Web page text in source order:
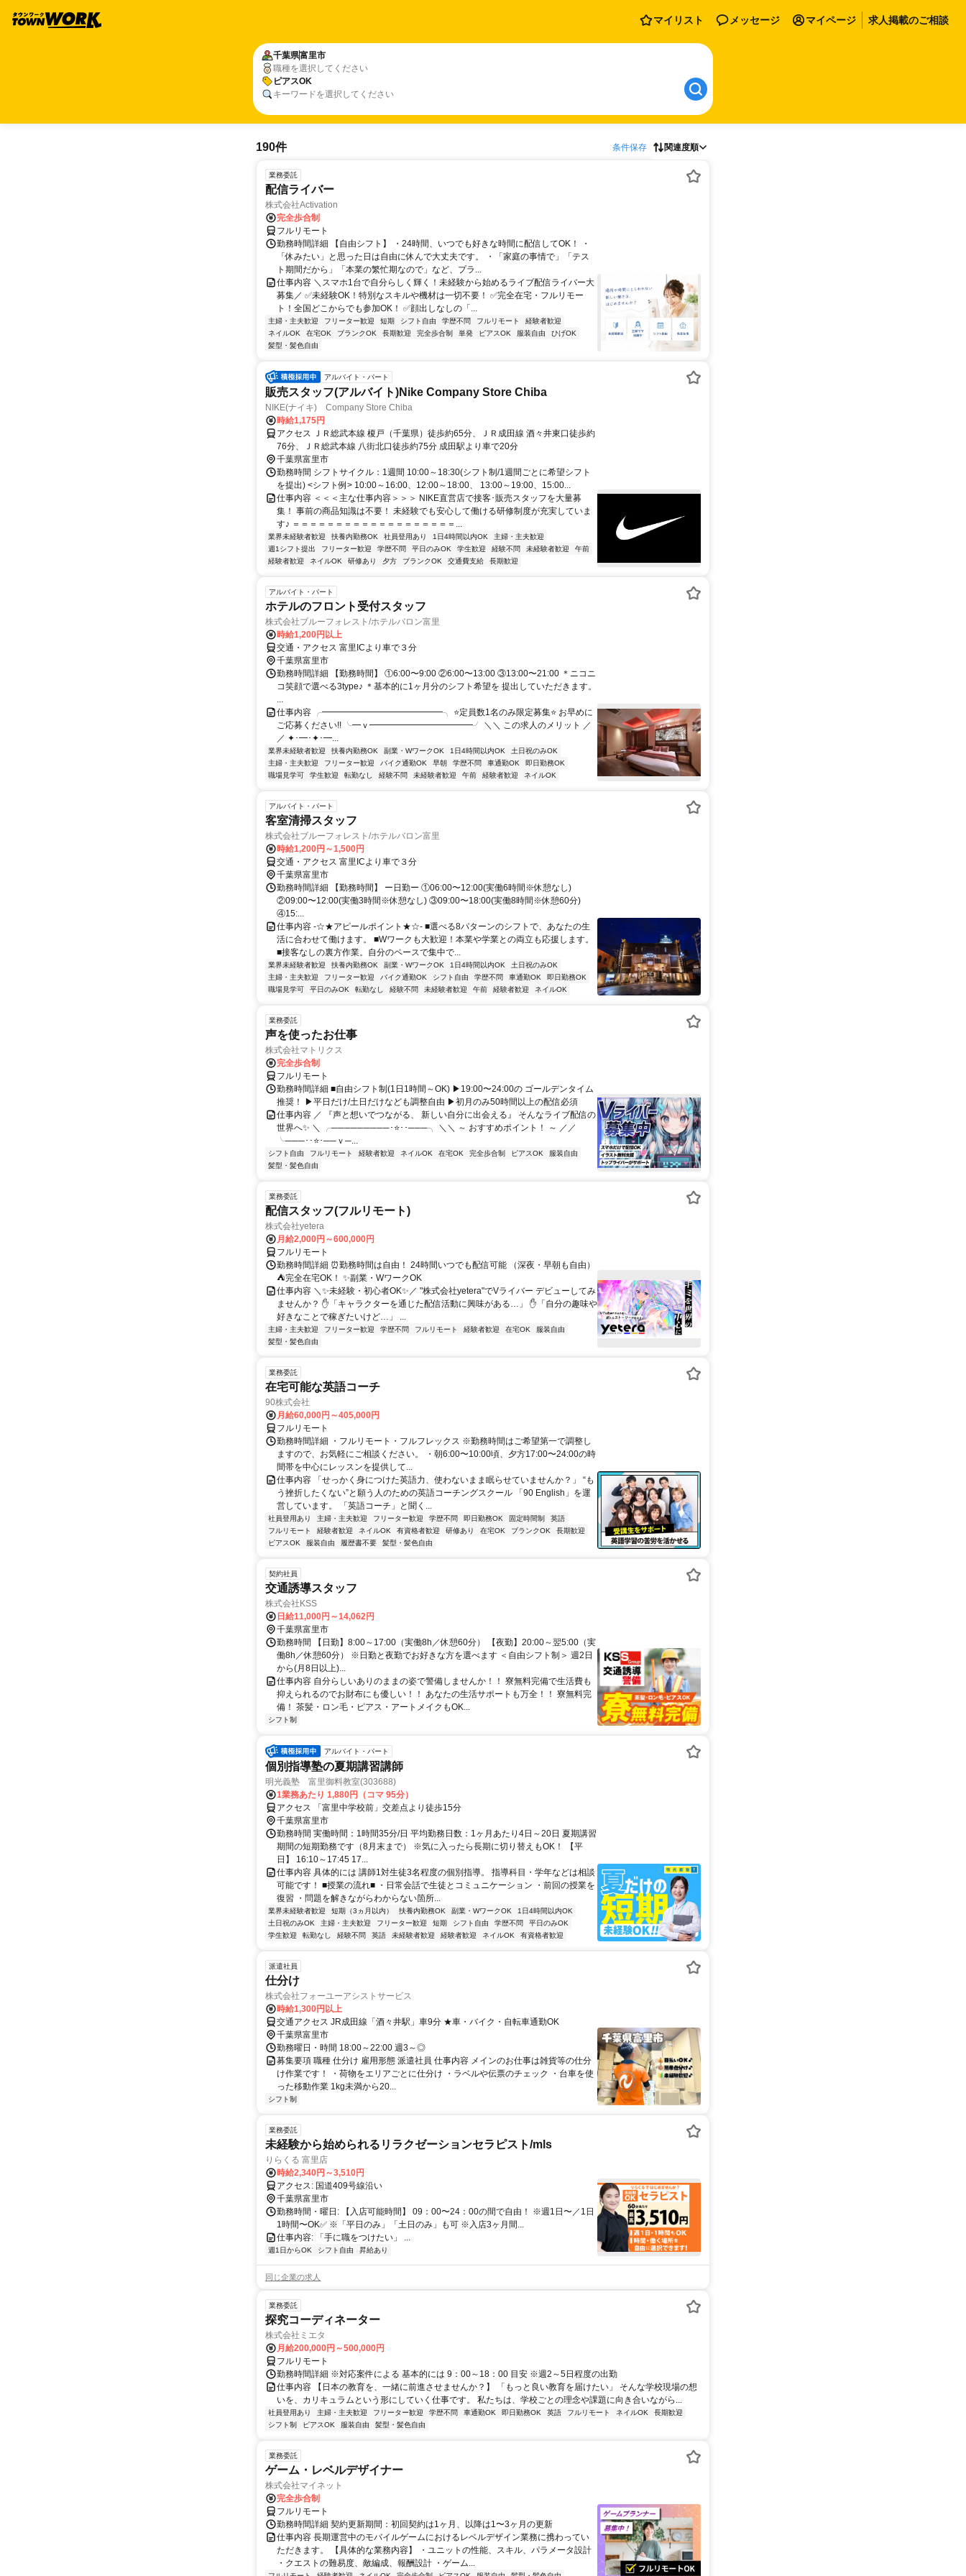
マイリスト メッセージ マイページ 求人掲載のご相談
千葉県富里市
職種を選択してください
ピアスOK
キーワードを選択してください
190件 条件保存 関連度順
業務委託
配信ライバー
株式会社Activation
完全歩合制
フルリモート
勤務時間詳細 【自由シフト】 ・24時間、いつでも好きな時間に配信してOK！ ・
「休みたい」と思った日は自由に休んで大丈夫です。 ・「家庭の事情で」「テス
ト期間だから」「本業の繁忙期なので」など、プラ...
仕事内容 ＼スマホ1台で自分らしく輝く！未経験から始めるライブ配信ライバー大
募集／ ✅未経験OK！特別なスキルや機材は一切不要！ ✅完全在宅・フルリモー
ト！全国どこからでも参加OK！ ✅顔出しなしの「...
主婦・主夫歓迎 フリーター歓迎 短期 シフト自由 学歴不問 フルリモート
経験者歓迎
ネイルOK
在宅OK ブランクOK 長期歓迎 完全歩合制 単発 ピアスOK 服装自由
ひげOK
髪型・髪色自由
アルバイト・パート
販売スタッフ(アルバイト)Nike Company Store Chiba
NIKE(ナイキ) Company Store Chiba
時給1,175円
アクセス ＪＲ総武本線 榎戸（千葉県）徒歩約65分、ＪＲ成田線 酒々井東口徒歩約
76分、ＪＲ総武本線 八街北口徒歩約75分 成田駅より車で20分
千葉県富里市
勤務時間 シフトサイクル：1週間 10:00～18:30(シフト制/1週間ごとに希望シフト
を提出) <シフト例> 10:00～16:00、12:00～18:00、 13:00～19:00、15:00...
仕事内容 ＜＜＜主な仕事内容＞＞＞ NIKE直営店で接客･販売スタッフを大量募
集！ 事前の商品知識は不要！ 未経験でも安心して働ける研修制度が充実していま
す♪ ＝＝＝＝＝＝＝＝＝＝＝＝＝＝＝＝＝＝＝...
業界未経験者歓迎 扶養内勤務OK 社員登用あり 1日4時間以内OK
主婦・主夫歓迎
週1シフト提出
フリーター歓迎 学歴不問 平日のみOK 学生歓迎 経験不問 未経験者歓迎
午前
経験者歓迎
ネイルOK 研修あり 夕方 ブランクOK 交通費支給 長期歓迎
アルバイト・パート
ホテルのフロント受付スタッフ
株式会社ブルーフォレスト/ホテルバロン富里
時給1,200円以上
交通・アクセス 富里ICより車で３分
千葉県富里市
勤務時間詳細 【勤務時間】 ①6:00〜9:00 ②6:00〜13:00 ③13:00〜21:00 ＊ニコニ
コ笑顔で選べる3type♪ ＊基本的に1ヶ月分のシフト希望を 提出していただきます。
...
仕事内容 ╭━━━━━━━━━━━━━━╮ ⭐定員数1名のみ限定募集⭐ お早めに
ご応募ください!! ╰━ｖ━━━━━━━━━━━━╯ ＼＼ この求人のメリット ／
／ ✦･━･✦･━...
業界未経験者歓迎 扶養内勤務OK 副業・WワークOK 1日4時間以内OK
土日祝のみOK
主婦・主夫歓迎
フリーター歓迎 バイク通勤OK 早朝 学歴不問 車通勤OK
即日勤務OK
職場見学可
学生歓迎 転勤なし 経験不問 未経験者歓迎 午前 経験者歓迎 ネイルOK
アルバイト・パート
客室清掃スタッフ
株式会社ブルーフォレスト/ホテルバロン富里
時給1,200円～1,500円
交通・アクセス 富里ICより車で３分
千葉県富里市
勤務時間詳細 【勤務時間】 ー日勤ー ①06:00〜12:00(実働6時間※休憩なし)
②09:00〜12:00(実働3時間※休憩なし) ③09:00〜18:00(実働8時間※休憩60分)
④15:...
仕事内容 -☆★アピールポイント★☆- ■選べる8パターンのシフトで、あなたの生
活に合わせて働けます。 ■Wワークも大歓迎！本業や学業との両立も応援します。
■接客なしの裏方作業。自分のペースで集中で...
業界未経験者歓迎 扶養内勤務OK 副業・WワークOK 1日4時間以内OK
土日祝のみOK
主婦・主夫歓迎
フリーター歓迎 バイク通勤OK シフト自由 学歴不問 車通勤OK
即日勤務OK
職場見学可
平日のみOK 転勤なし 経験不問 未経験者歓迎 午前 経験者歓迎 ネイルOK
業務委託
声を使ったお仕事
株式会社マトリクス
完全歩合制
フルリモート
勤務時間詳細 ■自由シフト制(1日1時間～OK) ▶19:00〜24:00の ゴールデンタイム
推奨！ ▶平日だけ/土日だけなども調整自由 ▶初月のみ50時間以上の配信必須
仕事内容 ／ 『声と想いでつながる、 新しい自分に出会える』 そんなライブ配信の
世界へ✨ ＼ ╭─────────･⭐･･───╮ ＼＼ ～ おすすめポイント！ ～ ／／
╰───･･⭐･──ｖ─...
シフト自由 フルリモート 経験者歓迎 ネイルOK 在宅OK 完全歩合制 ピアスOK
服装自由
髪型・髪色自由
業務委託
配信スタッフ(フルリモート)
株式会社yetera
月給2,000円～600,000円
フルリモート
勤務時間詳細 ⏰勤務時間は自由！ 24時間いつでも配信可能 （深夜・早朝も自由）
⛺完全在宅OK！ ✨副業・WワークOK
仕事内容 ＼✨未経験・初心者OK✨／ "株式会社yetera"でVライバー デビューしてみ
ませんか？ ✋「キャラクターを通じた配信活動に興味がある…」 ✋「自分の趣味や
好きなことで稼ぎたいけど…」 ...
主婦・主夫歓迎 フリーター歓迎 学歴不問 フルリモート 経験者歓迎 在宅OK
服装自由
髪型・髪色自由
業務委託
在宅可能な英語コーチ
90株式会社
月給60,000円～405,000円
フルリモート
勤務時間詳細 ・フルリモート・フルフレックス ※勤務時間はご希望第一で調整し
ますので、お気軽にご相談ください。 ・朝6:00〜10:00頃、夕方17:00〜24:00の時
間帯を中心にレッスンを提供して...
仕事内容 「せっかく身につけた英語力、使わないまま眠らせていませんか？」 “も
う挫折したくない”と願う人のための英語コーチングスクール 「90 English」を運
営しています。 「英語コーチ」と聞く...
社員登用あり 主婦・主夫歓迎 フリーター歓迎 学歴不問 即日勤務OK 固定時間制
英語
フルリモート
経験者歓迎 ネイルOK 有資格者歓迎 研修あり 在宅OK ブランクOK
長期歓迎
ピアスOK
服装自由 履歴書不要 髪型・髪色自由
契約社員
交通誘導スタッフ
株式会社KSS
日給11,000円～14,062円
千葉県富里市
勤務時間 【日勤】8:00～17:00（実働8h／休憩60分） 【夜勤】20:00～翌5:00（実
働8h／休憩60分） ※日勤と夜勤でお好きな方を選べます ＜自由シフト制＞ 週2日
から(月8日以上)...
仕事内容 自分らしいありのままの姿で警備しませんか！！ 寮無料完備で生活費も
抑えられるのでお財布にも優しい！！ あなたの生活サポートも万全！！ 寮無料完
備！ 茶髪・ロン毛・ピアス・アートメイクもOK...
シフト制
アルバイト・パート
個別指導塾の夏期講習講師
明光義塾 富里御料教室(303688)
1業務あたり 1,880円（コマ 95分）
アクセス 「富里中学校前」交差点より徒歩15分
千葉県富里市
勤務時間 実働時間：1時間35分/日 平均勤務日数：1ヶ月あたり4日～20日 夏期講習
期間の短期勤務です（8月末まで） ※気に入ったら長期に切り替えもOK！ 【平
日】 16:10～17:45 17...
仕事内容 具体的には 講師1対生徒3名程度の個別指導。 指導科目・学年などは相談
可能です！ ■授業の流れ■ ・日常会話で生徒とコミュニケーション ・前回の授業を
復習 ・問題を解きながらわからない箇所...
業界未経験者歓迎 短期（3ヵ月以内） 扶養内勤務OK 副業・WワークOK
1日4時間以内OK
土日祝のみOK
主婦・主夫歓迎 フリーター歓迎 短期 シフト自由 学歴不問
平日のみOK
学生歓迎
転勤なし 経験不問 英語 未経験者歓迎 経験者歓迎 ネイルOK 有資格者歓迎
派遣社員
仕分け
株式会社フォーユーアシストサービス
時給1,300円以上
交通アクセス JR成田線「酒々井駅」車9分 ★車・バイク・自転車通勤OK
千葉県富里市
勤務曜日・時間 18:00～22:00 週3～◎
募集要項 職種 仕分け 雇用形態 派遣社員 仕事内容 メインのお仕事は雑貨等の仕分
け作業です！ ・荷物をエリアごとに仕分け ・ラベルや伝票のチェック ・台車を使
った移動作業 1kg未満から20...
シフト制
業務委託
未経験から始められるリラクゼーションセラピスト/mls
りらくる 富里店
時給2,340円～3,510円
アクセス: 国道409号線沿い
千葉県富里市
勤務時間・曜日: 【入店可能時間】 09：00〜24：00の間で自由！ ※週1日〜／1日
1時間〜OK✅ ※「平日のみ」「土日のみ」も可 ※入店3ヶ月間...
仕事内容: 「手に職をつけたい」 ...
週1日からOK シフト自由 昇給あり
同じ企業の求人
業務委託
探究コーディネーター
株式会社ミエタ
月給200,000円～500,000円
フルリモート
勤務時間詳細 ※対応案件による 基本的には 9：00～18：00 目安 ※週2～5日程度の出勤
仕事内容 【日本の教育を、一緒に前進させませんか？】 「もっと良い教育を届けたい」 そんな学校現場の想
いを、カリキュラムという形にしていく仕事です。 私たちは、学校ごとの理念や課題に向き合いながら...
社員登用あり 主婦・主夫歓迎 フリーター歓迎 学歴不問 車通勤OK 即日勤務OK 英語 フルリモート ネイルOK
長期歓迎
シフト制
ピアスOK 服装自由 髪型・髪色自由
業務委託
ゲーム・レベルデザイナー
株式会社マイネット
完全歩合制
フルリモート
勤務時間詳細 契約更新期間：初回契約は1ヶ月、以降は1〜3ヶ月の更新
仕事内容 長期運営中のモバイルゲームにおけるレベルデザイン業務に携わってい
ただきます。 【具体的な業務内容】 ・ユニットの性能、スキル、パラメータ設計
・クエストの難易度、敵編成、報酬設計 ・ゲーム...